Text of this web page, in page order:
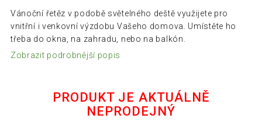
Vánoční řetěz v podobě světelného deště využijete pro
vnitřní i venkovní výzdobu Vašeho domova. Umístěte ho
třeba do okna, na zahradu, nebo na balkón.
Zobrazit podrobnější popis
PRODUKT JE AKTUÁLNĚ
NEPRODEJNÝ